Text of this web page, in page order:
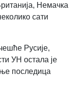
Немачка
сати
Русије,
УН остала је
последица